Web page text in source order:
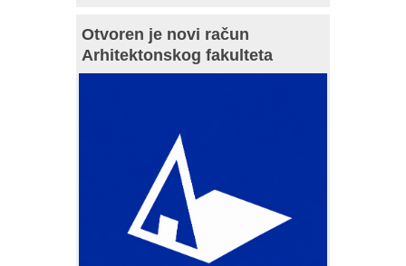
Otvoren je novi račun
Arhitektonskog fakulteta